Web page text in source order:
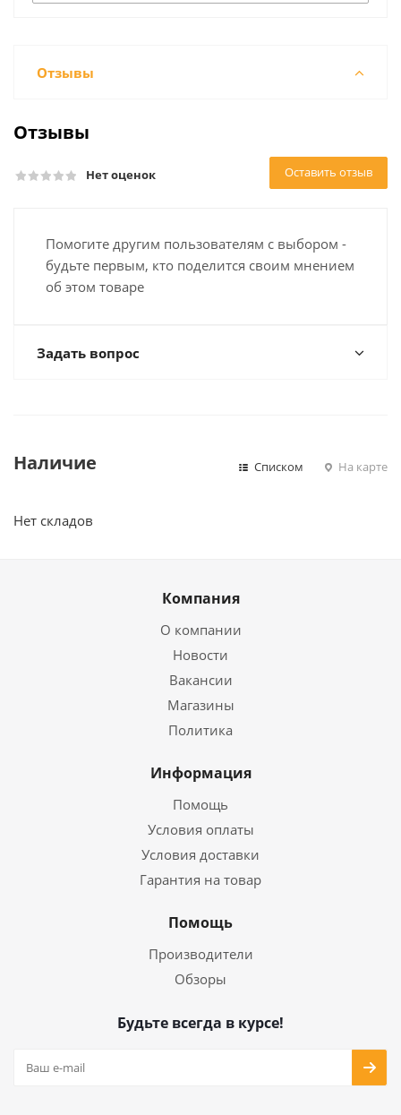
Отзывы
Отзывы
Нет оценок Оставить отзыв
Помогите другим пользователям с выбором -
будьте первым, кто поделится своим мнением
об этом товаре
Задать вопрос
Наличие Списком На карте
Нет складов
Компания
О компании
Новости
Вакансии
Магазины
Политика
Информация
Помощь
Условия оплаты
Условия доставки
Гарантия на товар
Помощь
Производители
Обзоры
Будьте всегда в курсе!